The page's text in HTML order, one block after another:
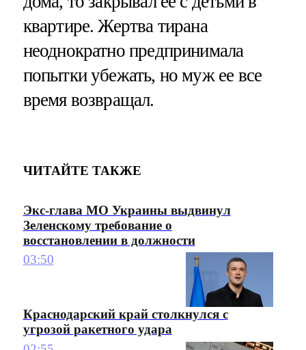
квартире. Жертва тирана
неоднократно предпринимала
попытки убежать, но муж ее все
время возвращал.
ЧИТАЙТЕ ТАКЖЕ
Экс-глава МО Украины выдвинул
Зеленскому требование о
восстановлении в должности
03:50
Краснодарский край столкнулся с
угрозой ракетного удара